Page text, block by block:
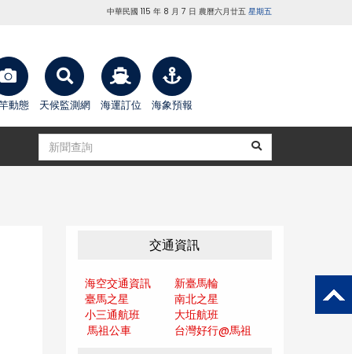
中華民國 115 年 8 月 7 日 農曆六月廿五 星期五
動態 天候監測網 海運訂位 海象預報
交通資訊
海空交通資訊
新臺馬輪
臺馬之星
南北之星
小三通航班
大坵航班
馬祖公車
台灣好行@馬祖